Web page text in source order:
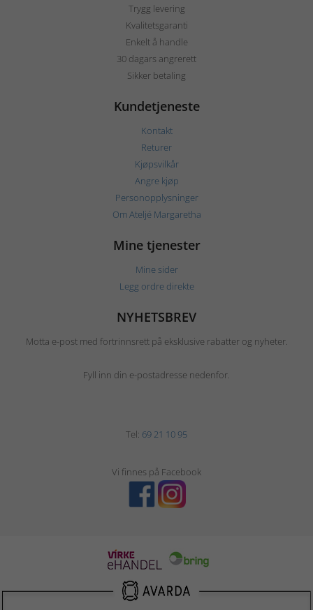
Trygg levering
Kvalitetsgaranti
Enkelt å handle
30 dagars angrerett
Sikker betaling
Kundetjeneste
Kontakt
Returer
Kjøpsvilkår
Angre kjøp
Personopplysninger
Om Ateljé Margaretha
Mine tjenester
Mine sider
Legg ordre direkte
NYHETSBREV
Motta e-post med fortrinnsrett på eksklusive rabatter og nyheter.
Fyll inn din e-postadresse nedenfor.
Tel: 69 21 10 95
Vi finnes på Facebook